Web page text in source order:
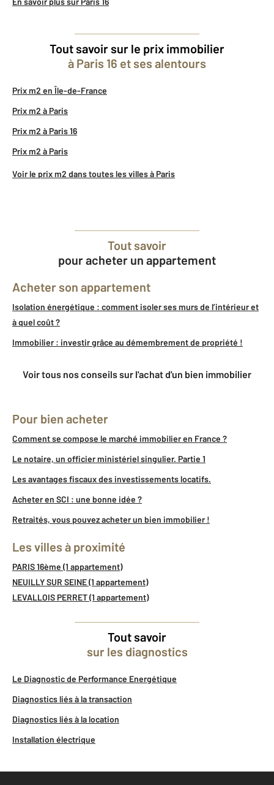
Tout savoir sur le prix immobilier
à Paris 16 et ses alentours
Prix m2 en Île-de-France
Prix m2 à Paris
Prix m2 à Paris 16
Prix m2 à Paris
Voir le prix m2 dans toutes les villes à Paris
Tout savoir
pour acheter un appartement
Acheter son appartement
Isolation énergétique : comment isoler ses murs de l’intérieur et
à quel coût ?
Immobilier : investir grâce au démembrement de propriété !
Voir tous nos conseils sur l'achat d'un bien immobilier
Pour bien acheter
Comment se compose le marché immobilier en France ?
Le notaire, un officier ministériel singulier. Partie 1
Les avantages fiscaux des investissements locatifs.
Acheter en SCI : une bonne idée ?
Retraités, vous pouvez acheter un bien immobilier !
Les villes à proximité
PARIS 16ème (1 appartement)
NEUILLY SUR SEINE (1 appartement)
LEVALLOIS PERRET (1 appartement)
Tout savoir
sur les diagnostics
Le Diagnostic de Performance Energétique
Diagnostics liés à la transaction
Diagnostics liés à la location
Installation électrique